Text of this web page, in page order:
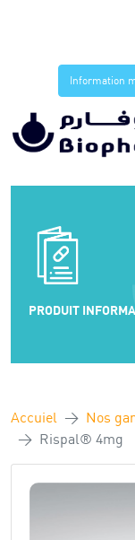
Information
PRODUIT
Accuiel
Nos
Rispal® 4mg